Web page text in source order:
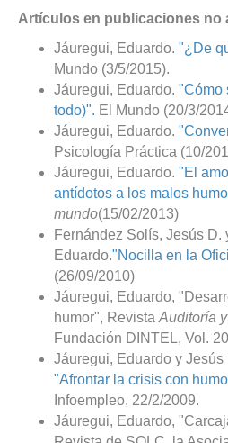
Artículos en publicaciones no
Jáuregui, Eduardo. "¿De
Mundo (3/5/2015).
Jáuregui, Eduardo. "Cómo
todo)". El Mundo (20/3/
Jáuregui, Eduardo.
Psicología Práctica (10/
Jáuregui, Eduardo. "El
antídotos a los malos
mundo(15/02/2013)
Fernández Solís, Jesús D.
Eduardo."Nocilla en la
(26/09/2010)
Jáuregui, Eduardo,
humor", Revista Auditoría
Fundación DINTEL, Vol.
Jáuregui, Eduardo y
"Afrontar la crisis con
Infoempleo, 22/2/2009.
Jáuregui, Eduardo,